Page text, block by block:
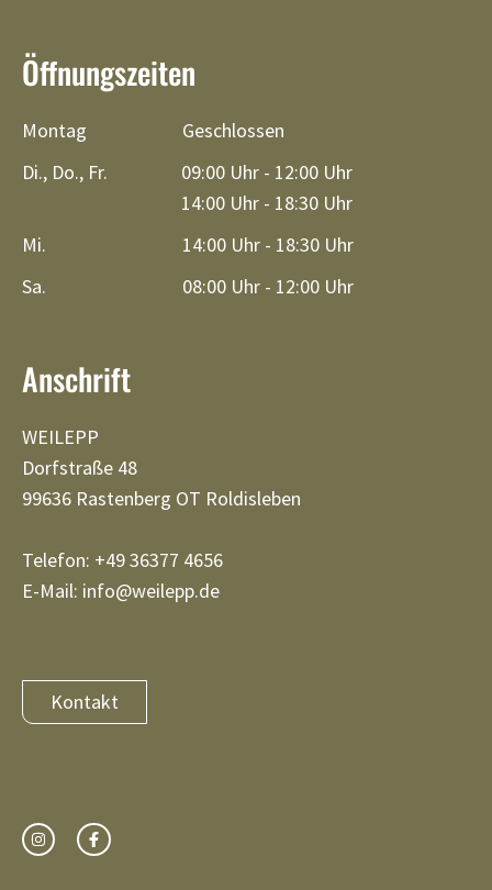
Öffnungszeiten
Montag
Geschlossen
Di., Do., Fr.
09:00 Uhr - 12:00 Uhr
14:00 Uhr - 18:30 Uhr
Mi.
14:00 Uhr - 18:30 Uhr
Sa.
08:00 Uhr - 12:00 Uhr
Anschrift
WEILEPP
Dorfstraße 48
99636 Rastenberg OT Roldisleben
Telefon: +49 36377 4656
E-Mail: info@weilepp.de
Kontakt